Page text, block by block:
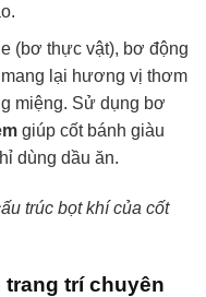
(bơ thực vật), bơ động
lại hương vị thơm
miệng. Sử dụng bơ
giúp cốt bánh giàu
dùng dầu ăn.
trúc bọt khí của cốt
trang trí chuyên